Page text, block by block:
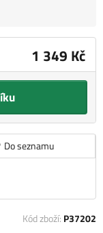
1 349 Kč
Do seznamu
Kód zboží: P37202